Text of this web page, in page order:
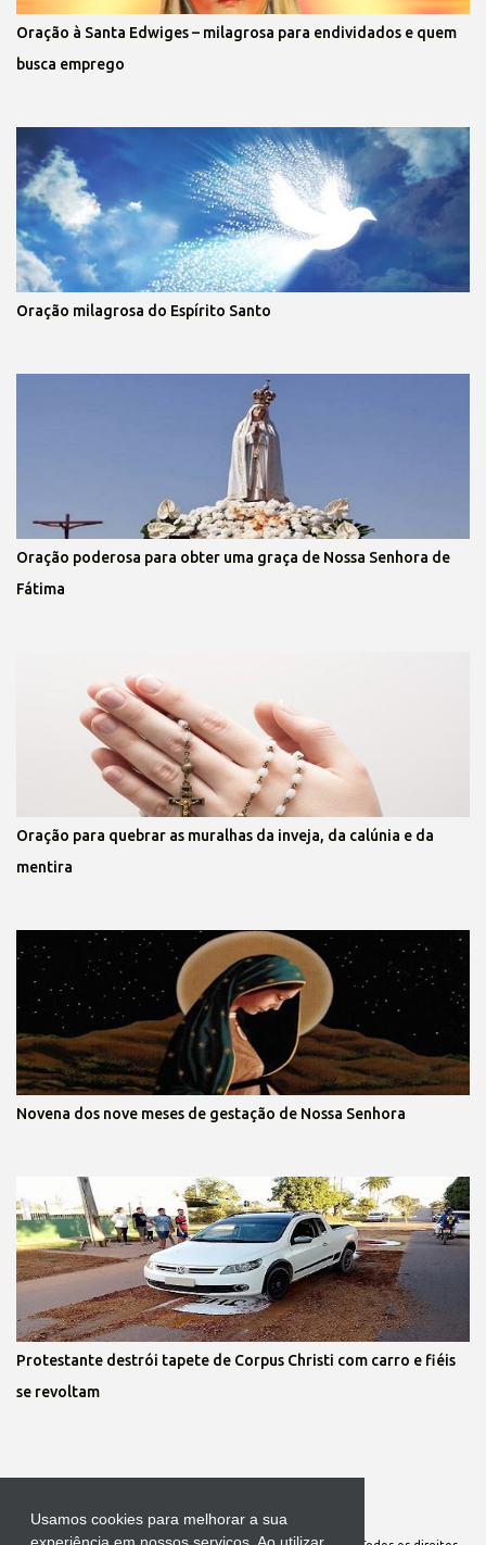
Usamos cookies para melhorar a sua
Oração à Santa Edwiges – milagrosa para endividados e quem
busca emprego
Oração milagrosa do Espírito Santo
Oração poderosa para obter uma graça de Nossa Senhora de
Fátima
Oração para quebrar as muralhas da inveja, da calúnia e da
mentira
Novena dos nove meses de gestação de Nossa Senhora
Protestante destrói tapete de Corpus Christi com carro e fiéis
se revoltam